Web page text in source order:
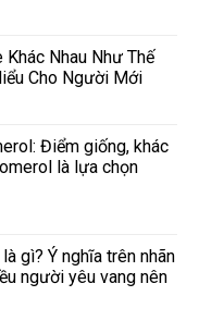
Nhau Như Thế
Cho Người Mới
Điểm giống, khác
là lựa chọn
gì? Ý nghĩa trên nhãn
người yêu vang nên